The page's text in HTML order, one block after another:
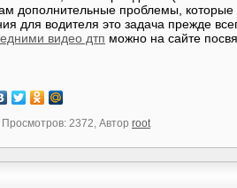
дополнительные проблемы,
для водителя это задача прежде
видео дтп можно на сайте
2372, Автор root